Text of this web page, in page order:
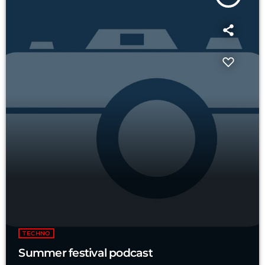
TECHNO
Summer festival podcast